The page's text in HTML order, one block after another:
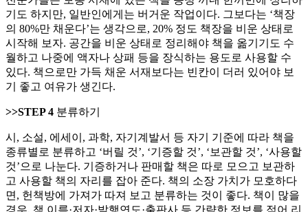
기도 하지만, 일반인에게는 버거운 작업이다. 그보다는 ‘책장
의 80%만 채운다’는 생각으로, 20% 정도 책장을 비운 상태로
시작해 보자. 공간을 비운 상태로 정리해야 책을 옮기기도 수
월하고 나중에 액자나 상패 등을 장식하는 용도로 사용할 수
있다. 책으로만 가득 채운 서재보다는 빈칸이 더러 있어야 보
기 좋고 여유가 생긴다.
>>STEP 4 분류하기
시, 소설, 에세이, 과학, 자기계발서 등 자기 기준에 따라 책을
종류별로 분류하고 ‘버릴 것’, ‘기증할 것’, ‘보관할 것’, ‘사용할
것’으로 나눈다. 기증하거나 판매할 책은 따로 모으고 보관하
고 사용할 책의 자리를 잡아 준다. 책의 소장 가치가 모호하다
면, 헌책방에 가져가 따져 보고 분류하는 것이 좋다. 책이 많을